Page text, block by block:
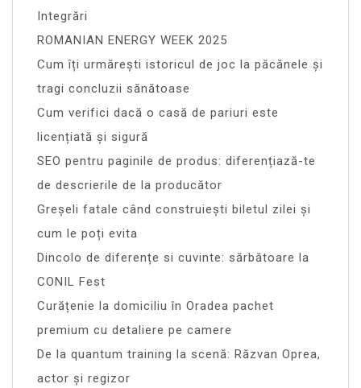
Integrări
ROMANIAN ENERGY WEEK 2025
Cum îți urmărești istoricul de joc la păcănele și
tragi concluzii sănătoase
Cum verifici dacă o casă de pariuri este
licențiată și sigură
SEO pentru paginile de produs: diferențiază-te
de descrierile de la producător
Greșeli fatale când construiești biletul zilei și
cum le poți evita
Dincolo de diferențe si cuvinte: sărbătoare la
CONIL Fest
Curățenie la domiciliu în Oradea pachet
premium cu detaliere pe camere
De la quantum training la scenă: Răzvan Oprea,
actor și regizor